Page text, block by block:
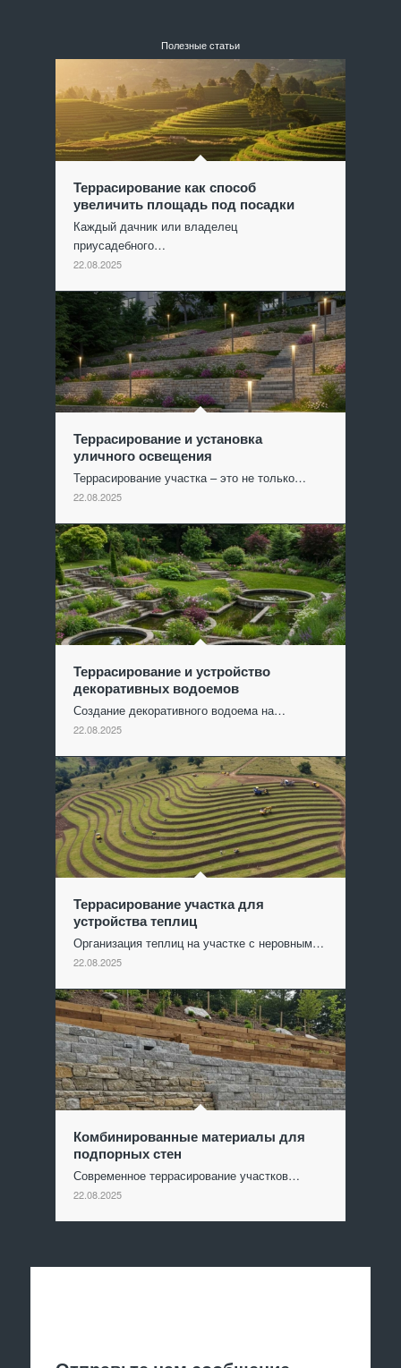
Полезные статьи
Террасирование как способ
увеличить площадь под посадки
Каждый дачник или владелец
приусадебного…
22.08.2025
Террасирование и установка
уличного освещения
Террасирование участка – это не только…
22.08.2025
Террасирование и устройство
декоративных водоемов
Создание декоративного водоема на…
22.08.2025
Террасирование участка для
устройства теплиц
Организация теплиц на участке с неровным…
22.08.2025
Комбинированные материалы для
подпорных стен
Современное террасирование участков…
22.08.2025